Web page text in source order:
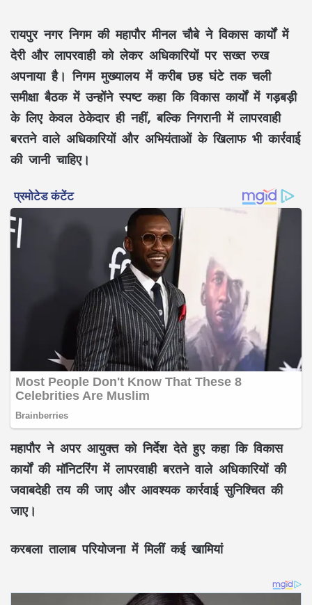
रायपुर नगर निगम की महापौर मीनल चौबे ने विकास कार्यों में
देरी और लापरवाही को लेकर अधिकारियों पर सख्त रुख
अपनाया है। निगम मुख्यालय में करीब छह घंटे तक चली
समीक्षा बैठक में उन्होंने स्पष्ट कहा कि विकास कार्यों में गड़बड़ी
के लिए केवल ठेकेदार ही नहीं, बल्कि निगरानी में लापरवाही
बरतने वाले अधिकारियों और अभियंताओं के खिलाफ भी कार्रवाई
की जानी चाहिए।
महापौर ने अपर आयुक्त को निर्देश देते हुए कहा कि विकास
कार्यों की मॉनिटरिंग में लापरवाही बरतने वाले अधिकारियों की
जवाबदेही तय की जाए और आवश्यक कार्रवाई सुनिश्चित की
जाए।
करबला तालाब परियोजना में मिलीं कई खामियां